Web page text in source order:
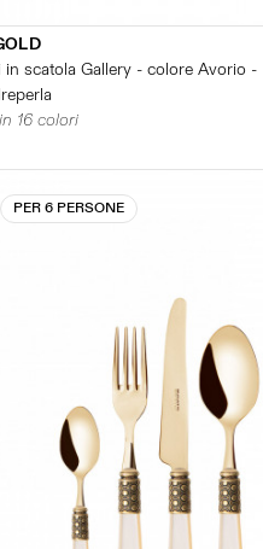
in scatola Gallery - colore Avorio -
16 colori
PER 6 PERSONE